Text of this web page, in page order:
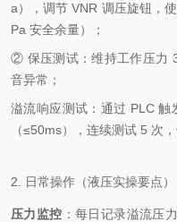
a），调节 VNR 调压旋钮，
Pa 安全余量）；
② 保压测试：维持工作压力
音异常；
溢流响应测试：通过 PLC 触
（≤50ms），连续测试 5 次，
2. 日常操作（液压实操要点）
压力监控 ：每日记录溢流压